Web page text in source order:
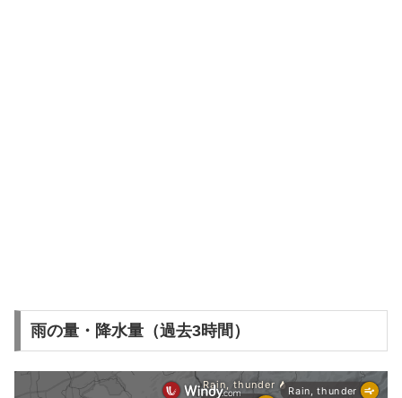
雨の量・降水量（過去3時間）